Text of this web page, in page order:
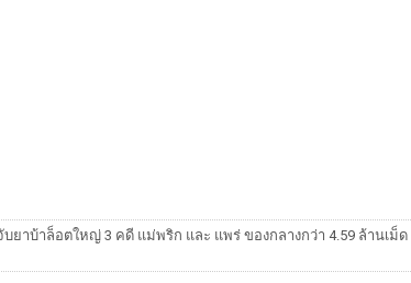
บยาบ้าล็อตใหญ่ 3 คดี แม่พริก และ แพร่ ของกลางกว่า 4.59 ล้านเม็ด